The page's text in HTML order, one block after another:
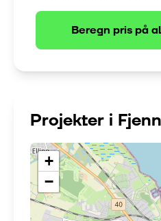
Beregn pris på
Projekter i
+
−